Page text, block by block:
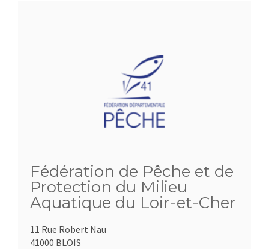
Fédération de Pêche et de
Protection du Milieu
Aquatique du Loir-et-Cher
11 Rue Robert Nau
41000 BLOIS